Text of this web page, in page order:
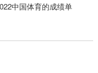
中国体育的成绩单